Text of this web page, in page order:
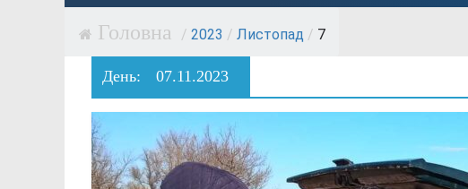
/ 2023 / Листопад / 7
День: 07.11.2023